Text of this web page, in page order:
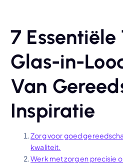
7
Glas-in-
Van
Inspiratie
Zorg voor goed
kwaliteit.
Werk met zorg en precisie